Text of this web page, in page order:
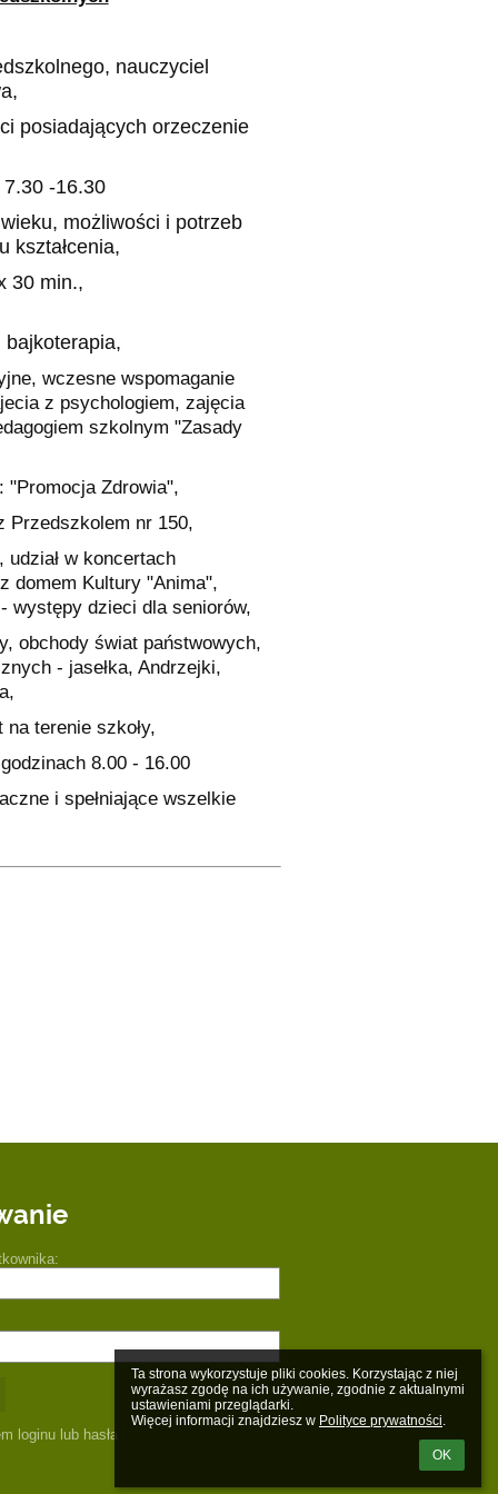
Ta strona wykorzystuje pliki cookies. Korzystając z niej
wyrażasz zgodę na ich używanie, zgodnie z aktualnymi
ustawieniami przeglądarki.
Więcej informacji znajdziesz w Polityce prywatności.
OK
nauczyciel
posiadających orzeczenie
-16.30
możliwości i potrzeb
kształcenia,
2 x 30 min.,
bajkoterapia,
wczesne wspomaganie
z psychologiem, zajęcia
szkolnym "Zasady
"Promocja Zdrowia",
Przedszkolem nr 150,
w koncertach
domem Kultury "Anima",
występy dzieci dla seniorów,
obchody świat państwowych,
- jasełka, Andrzejki,
terenie szkoły,
8.00 - 16.00
i spełniające wszelkie
loginu lub hasła